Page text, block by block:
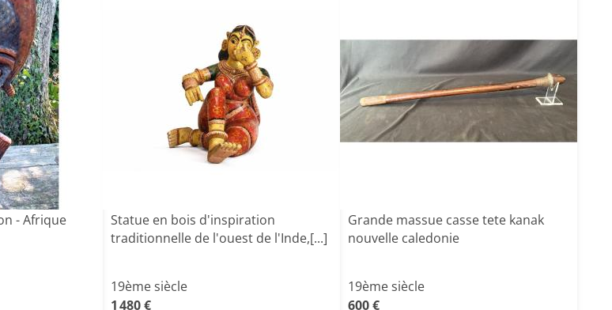
- Afrique
Statue en bois d'inspiration
traditionnelle de l'ouest de l'Inde,[...]
19ème siècle
1 480 €
Grande massue casse tete kanak
nouvelle caledonie
19ème siècle
600 €